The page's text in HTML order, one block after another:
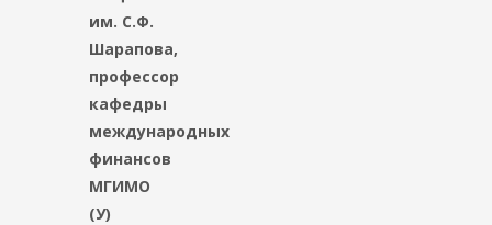
им. С.Ф.
Шарапова,
профессор
кафедры
международных
финансов
МГИМО
(У)